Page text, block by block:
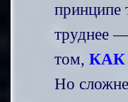
принципе
труднее
том, КАК
Но